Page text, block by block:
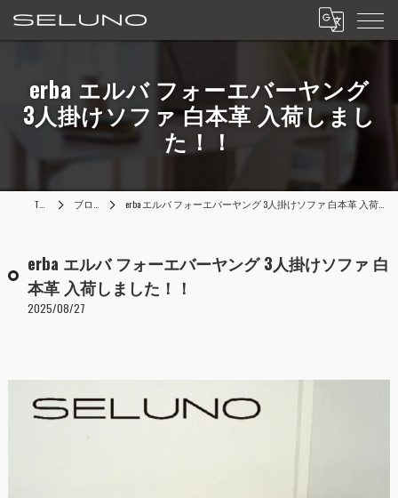
erba エルバ フォーエバーヤング
3人掛けソファ 白本革 入荷しまし
た！！
TOP ブログ erba エルバ フォーエバーヤング 3人掛けソファ 白本革 入荷しました！！
erba エルバ フォーエバーヤング 3人掛けソファ 白
本革 入荷しました！！
2025/08/27